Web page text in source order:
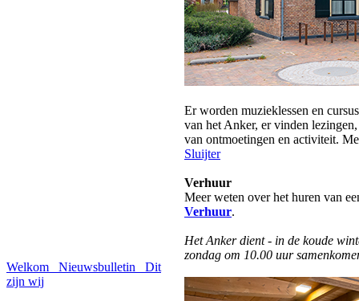
Welkom Nieuwsbulletin
Dit
zijn wij
Er worden muzieklessen en
van het Anker, er vinden
van ontmoetingen en activiteit.
Sluijter
Verhuur
Meer weten over het huren van
Verhuur.
Het Anker dient - in de koude
zondag om 10.00 uur